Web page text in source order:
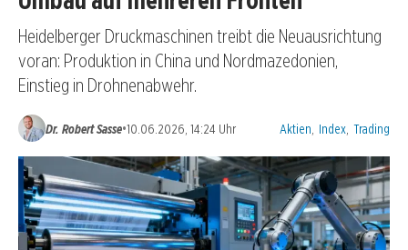
Heidelberger Druckmaschinen treibt die Neuausrichtung
voran: Produktion in China und Nordmazedonien,
Einstieg in Drohnenabwehr.
Dr. Robert Sasse•10.06.2026, 14:24 Uhr Kategorien:
Aktien Index Trading